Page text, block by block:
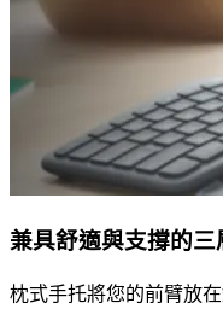
兼具舒適與支撐的三
枕式手托將您的前臂放